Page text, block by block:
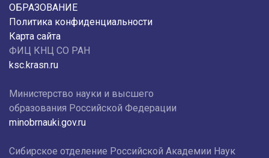
ОБРАЗОВАНИЕ
Политика конфиденциальности
Карта сайта
ФИЦ КНЦ СО РАН
ksc.krasn.ru
Министерство науки и высшего
образования Российской Федерации
minobrnauki.gov.ru
Сибирское отделение Российской Академии Наук